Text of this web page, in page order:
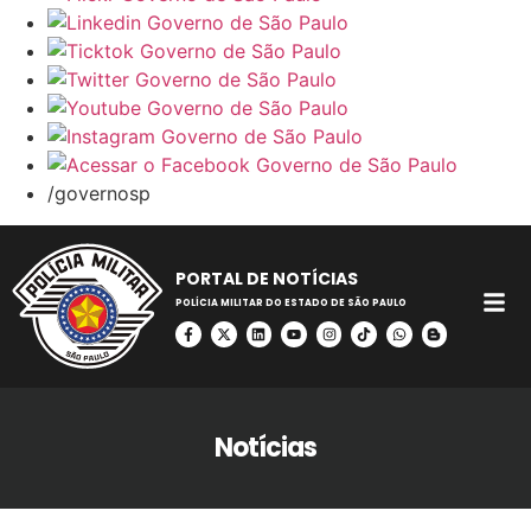
/governosp
PORTAL DE NOTÍCIAS
POLÍCIA MILITAR DO ESTADO DE SÃO PAULO
Notícias